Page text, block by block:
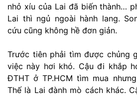
nhỏ xíu của Lai đã biến thành…
Lai thì ngủ ngoài hành lang.
cứu cũng không hề đơn giản.
Trước tiên phải tìm được chủng
việc này hơi khó. Cậu đi khắp
ĐTHT ở TP.HCM tìm mua
Thế là Lai đành mò cách khác.